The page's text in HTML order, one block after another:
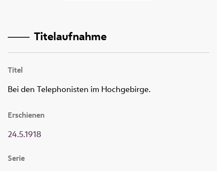
Titelaufnahme
Titel
Bei den Telephonisten im Hochgebirge.
Erschienen
24.5.1918
Serie